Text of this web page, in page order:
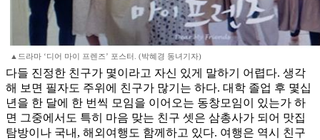
▲드라마 ‘디어 마이 프렌즈’ 포스터. (박혜경 동녀기자)
다들 진정한 친구가 몇이라고 자신 있게 말하기 어렵다. 생각
해 보면 필자도 주위에 친구가 많기는 하다. 대학 졸업 후 몇십
년을 한 달에 한 번씩 모임을 이어오는 동창모임이 있는가 하
면 그중에서도 특히 마음 맞는 친구 셋은 삼총사가 되어 맛집
탐방이나 국내, 해외여행도 함께하고 있다. 여행은 역시 친구